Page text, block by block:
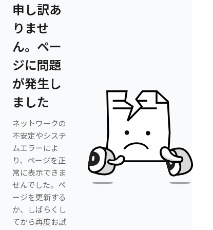
申し訳あ
りませ
ん。ペー
ジに問題
が発生し
ました
ネットワークの
不安定やシステ
ムエラーによ
り、ページを正
常に表示できま
せんでした。ペ
ージを更新する
か、しばらくし
てから再度お試